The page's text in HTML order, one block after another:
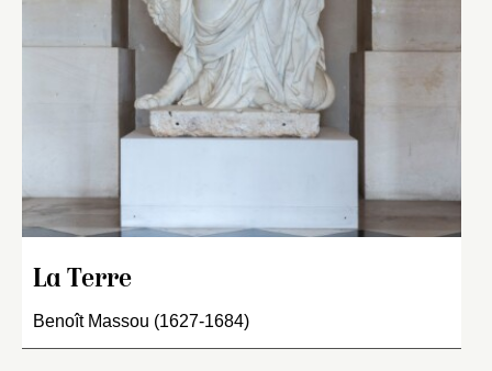
La Terre
Benoît Massou (1627-1684)